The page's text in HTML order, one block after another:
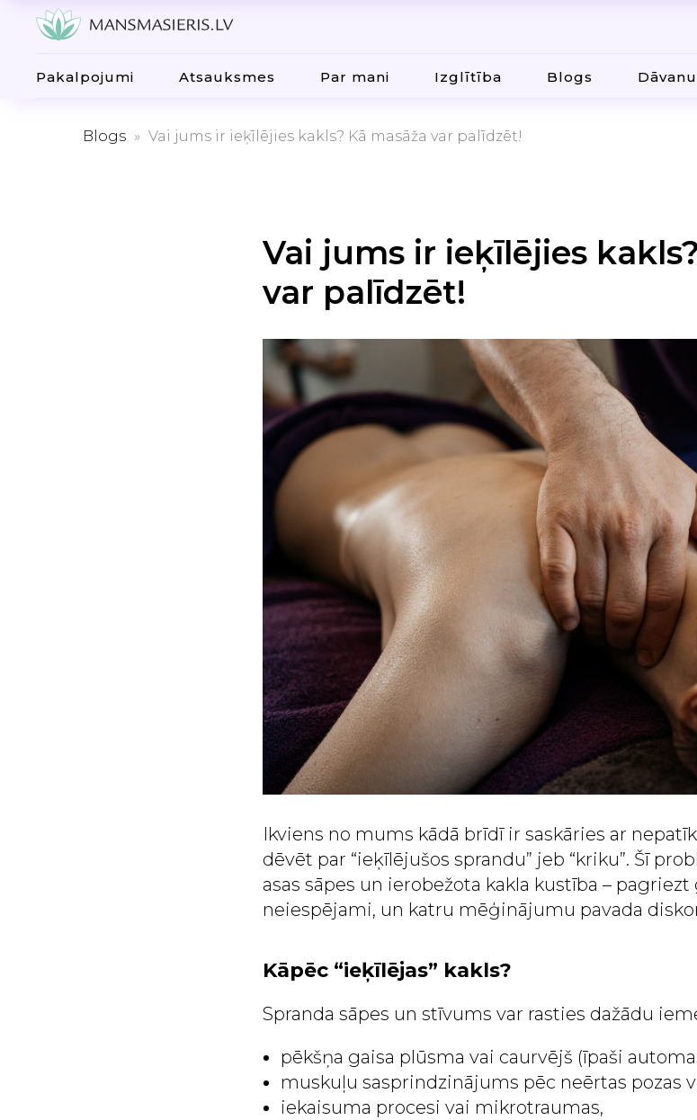
Pakalpojumi Atsauksmes Par mani Izglītība Blogs
Blogs Vai jums ir ieķīlējies kakls? Kā masāža var palīdzēt!
Vai jums ir ieķīlējies
var palīdzēt!
Ikviens no mums kādā brīdī ir saskāries ar
dēvēt par “ieķīlējušos sprandu” jeb “kriku”. Šī
asas sāpes un ierobežota kakla kustība –
neiespējami, un katru mēģinājumu pavada
Kāpēc “ieķīlējas” kakls?
Spranda sāpes un stīvums var rasties dažādu
pēkšņa gaisa plūsma vai caurvējš (īpaši
muskuļu sasprindzinājums pēc neērtas pozas
iekaisuma procesi vai mikrotraumas,